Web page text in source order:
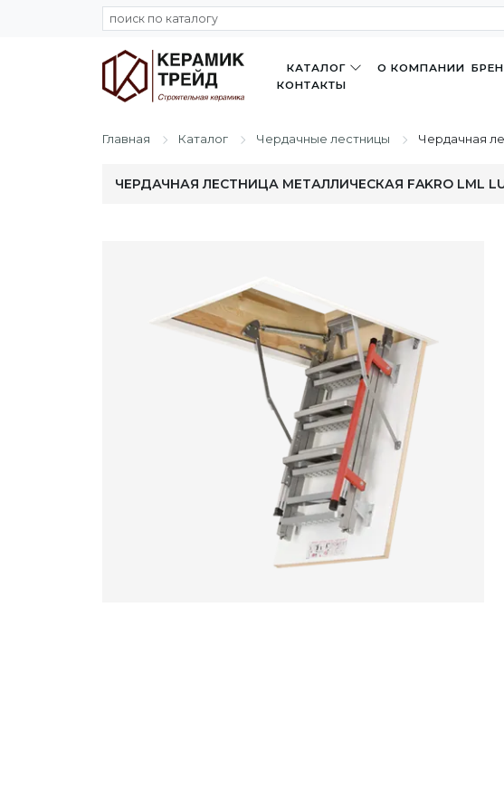
КАТАЛОГ О КОМПАНИИ
КОНТАКТЫ
Главная Каталог Чердачные лестницы Чердачная
ЧЕРДАЧНАЯ ЛЕСТНИЦА МЕТАЛЛИЧЕСКАЯ FAKRO LML